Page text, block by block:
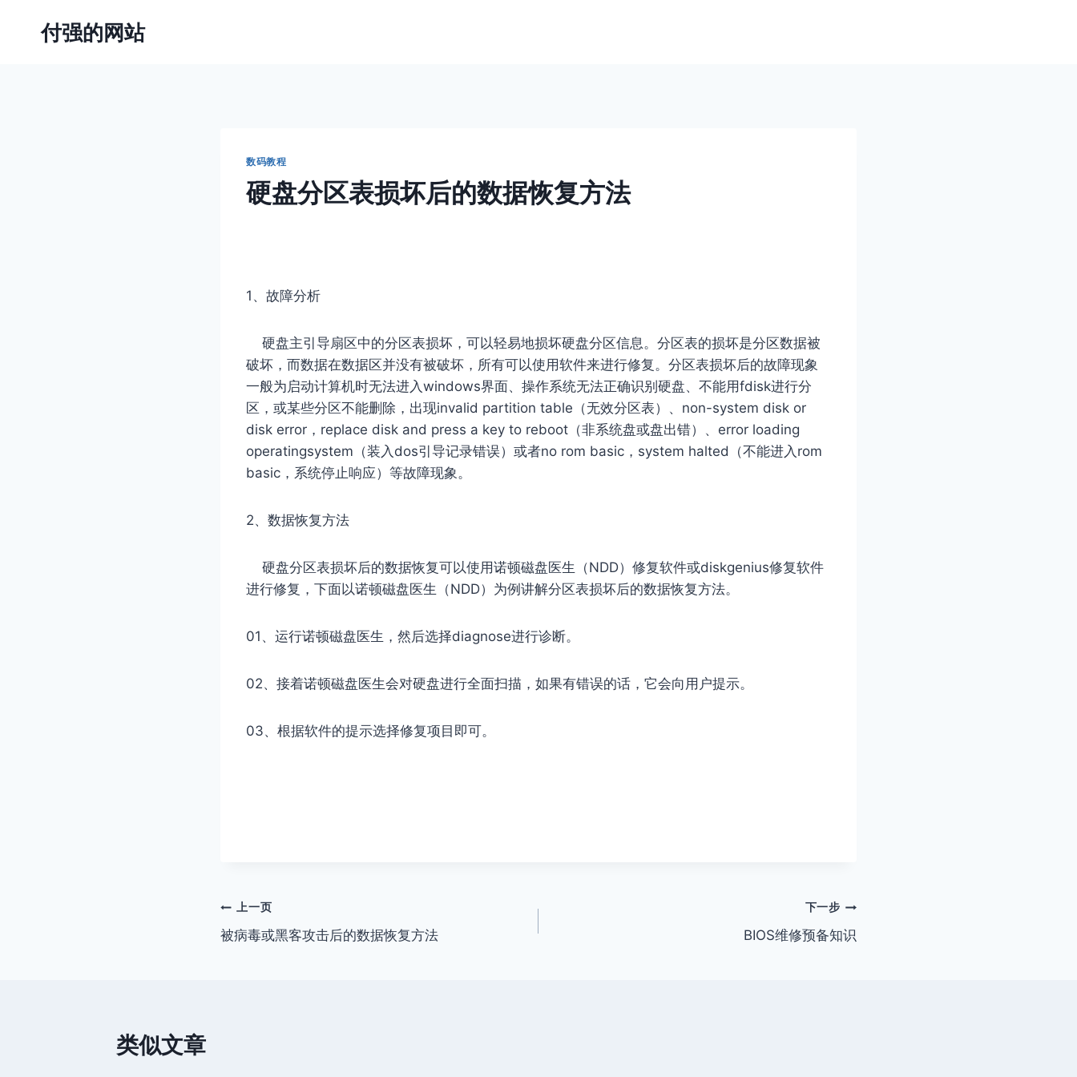
付强的网站
数码教程
硬盘分区表损坏后的数据恢复方法
1、故障分析
硬盘主引导扇区中的分区表损坏，可以轻易地损坏硬盘分区信息。分区表的损坏是分区数据被
破坏，而数据在数据区并没有被破坏，所有可以使用软件来进行修复。分区表损坏后的故障现象
一般为启动计算机时无法进入windows界面、操作系统无法正确识别硬盘、不能用fdisk进行分
区，或某些分区不能删除，出现invalid partition table（无效分区表）、non-system disk or
disk error，replace disk and press a key to reboot（非系统盘或盘出错）、error loading
operatingsystem（装入dos引导记录错误）或者no rom basic，system halted（不能进入rom
basic，系统停止响应）等故障现象。
2、数据恢复方法
硬盘分区表损坏后的数据恢复可以使用诺顿磁盘医生（NDD）修复软件或diskgenius修复软件
进行修复，下面以诺顿磁盘医生（NDD）为例讲解分区表损坏后的数据恢复方法。
01、运行诺顿磁盘医生，然后选择diagnose进行诊断。
02、接着诺顿磁盘医生会对硬盘进行全面扫描，如果有错误的话，它会向用户提示。
03、根据软件的提示选择修复项目即可。
文
章
上一页
被病毒或黑客攻击后的数据恢复方法
下一步
BIOS维修预备知识
类似文章